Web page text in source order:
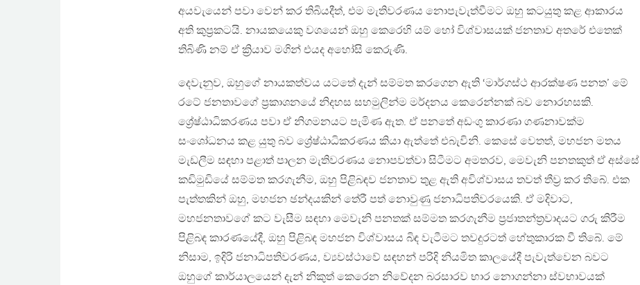
අයවැයෙන් පවා වෙන් කර තිබියදීත්, එම මැතිවරණය නොපැවැත්වීමට ඔහු කටයුතු කළ ආකාරය
අති කුප්‍රකටයි. නායකයෙකු වශයෙන් ඔහු කෙරෙහි යම් හෝ විශ්වාසයක් ජනතාව අතරේ එතෙක්
තිබිණි නම් ඒ ක්‍රියාව මගින් එයද අහෝසි කෙරුණි.
දෙවැනුව, ඔහුගේ නායකත්වය යටතේ දැන් සම්මත කරගෙන ඇති ‘මාර්ගස්ථ ආරක්ෂණ පනත’ මේ
රටේ ජනතාවගේ ප්‍රකාශනයේ නිදහස සහමුලින්ම මර්දනය කෙරෙන්නක් බව නොරහසකි.
ශ්‍රේෂ්ඨාධිකරණය පවා ඒ නිගමනයට පැමිණ ඇත. ඒ පනතේ අඩංගු කාරණා ගණනාවක්ම
සංශෝධනය කළ යුතු බව ශ්‍රේෂ්ඨාධිකරණය කියා ඇත්තේ එබැවිනි. කෙසේ වෙතත්, මහජන මතය
මැඩලීම සඳහා පළාත් පාලන මැතිවරණය නොපවත්වා සිටීමට අමතරව, මෙවැනි පනතකුත් ඒ අස්සේ
කඩිමුඩියේ සම්මත කරගැනීම, ඔහු පිළිබඳව ජනතාව තුළ ඇති අවිශ්වාසය තවත් තීව්‍ර කර තිබේ. එක
පැත්තකින් ඔහු, මහජන ඡන්දයකින් තේරී පත් නොවුණු ජනාධිපතිවරයෙකි. ඒ මදිවාට,
මහජනතාවගේ කට වැසීම සඳහා මෙවැනි පනතක් සම්මත කරගැනීම ප්‍රජාතන්ත්‍රවාදයට ගරු කිරීම
පිළිබඳ කාරණයේදී, ඔහු පිළිබඳ මහජන විශ්වාසය බිඳ වැටීමට තවදුරටත් හේතුකාරක වී තිබේ. මේ
නිසාම, ඉදිරි ජනාධිපතිවරණය, ව්‍යවස්ථාවේ සඳහන් පරිදි නියමිත කාලයේදී පැවැත්වෙන බවට
ඔහුගේ කාර්යාලයෙන් දැන් නිකුත් කෙරෙන නිවේදන බරසාරව භාර නොගන්නා ස්වභාවයක්